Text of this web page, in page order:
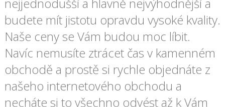
nejjednodušší a hlavně nejvýhodnější a
budete mít jistotu opravdu vysoké kvality.
Naše ceny se Vám budou moc líbit.
Navíc nemusíte ztrácet čas v kamenném
obchodě a prostě si rychle objednáte z
našeho internetového obchodu a
necháte si to všechno odvést až k Vám